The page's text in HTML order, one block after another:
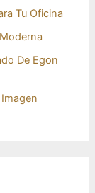
Tu Oficina
De Egon